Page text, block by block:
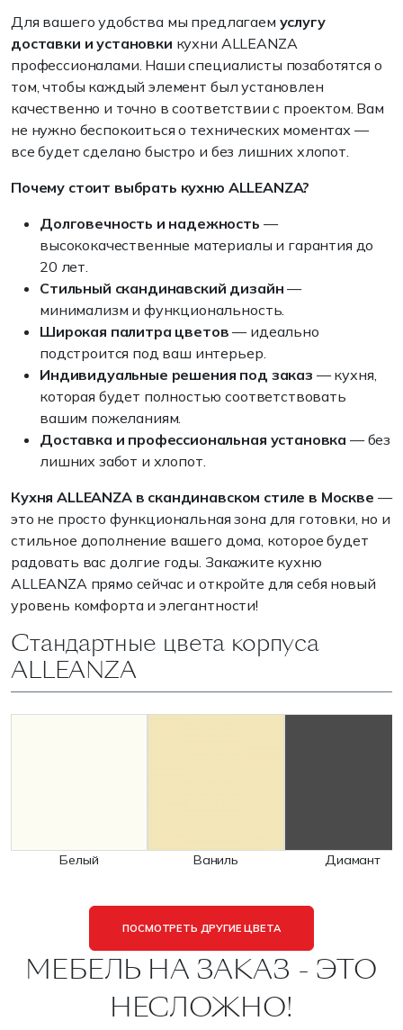
Для вашего удобства мы предлагаем услугу
доставки и установки кухни ALLEANZA
профессионалами. Наши специалисты позаботятся о
том, чтобы каждый элемент был установлен
качественно и точно в соответствии с проектом. Вам
не нужно беспокоиться о технических моментах —
все будет сделано быстро и без лишних хлопот.
Почему стоит выбрать кухню ALLEANZA?
Долговечность и надежность —
высококачественные материалы и гарантия до
20 лет.
Стильный скандинавский дизайн —
минимализм и функциональность.
Широкая палитра цветов — идеально
подстроится под ваш интерьер.
Индивидуальные решения под заказ — кухня,
которая будет полностью соответствовать
вашим пожеланиям.
Доставка и профессиональная установка — без
лишних забот и хлопот.
Кухня ALLEANZA в скандинавском стиле в Москве —
это не просто функциональная зона для готовки, но и
стильное дополнение вашего дома, которое будет
радовать вас долгие годы. Закажите кухню
ALLEANZA прямо сейчас и откройте для себя новый
уровень комфорта и элегантности!
Стандартные цвета корпуса
ALLEANZA
Белый Ваниль Диамант
ПОСМОТРЕТЬ ДРУГИЕ ЦВЕТА
МЕБЕЛЬ НА ЗАКАЗ - ЭТО
НЕСЛОЖНО!